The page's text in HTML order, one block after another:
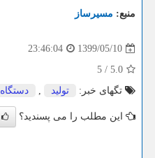
منبع: مسیرساز
1399/05/10
23:46:04
5.0
/
5
تگهای خبر:
تولید , دستگاه
این مطلب را می پسندید؟